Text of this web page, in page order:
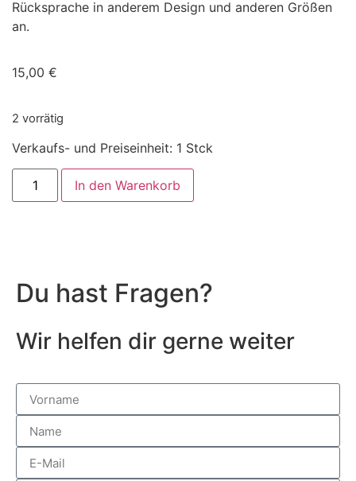
Rücksprache in anderem Design und anderen Größen
an.
15,00 €
2 vorrätig
Verkaufs- und Preiseinheit: 1 Stck
In den Warenkorb
Du hast Fragen?
Wir helfen dir gerne weiter